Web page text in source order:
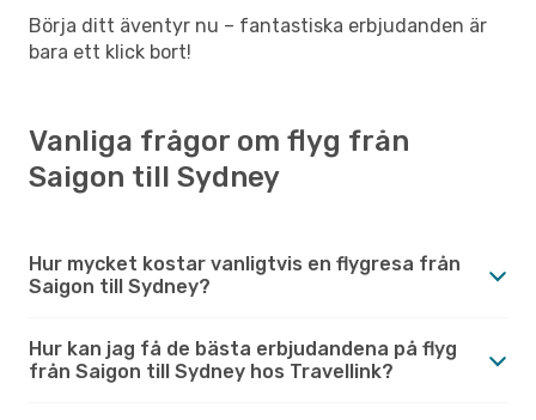
Börja ditt äventyr nu – fantastiska erbjudanden är
bara ett klick bort!
Vanliga frågor om flyg från
Saigon till Sydney
Hur mycket kostar vanligtvis en flygresa från
Saigon till Sydney?
Hur kan jag få de bästa erbjudandena på flyg
från Saigon till Sydney hos Travellink?